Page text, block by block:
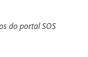
do portal SOS